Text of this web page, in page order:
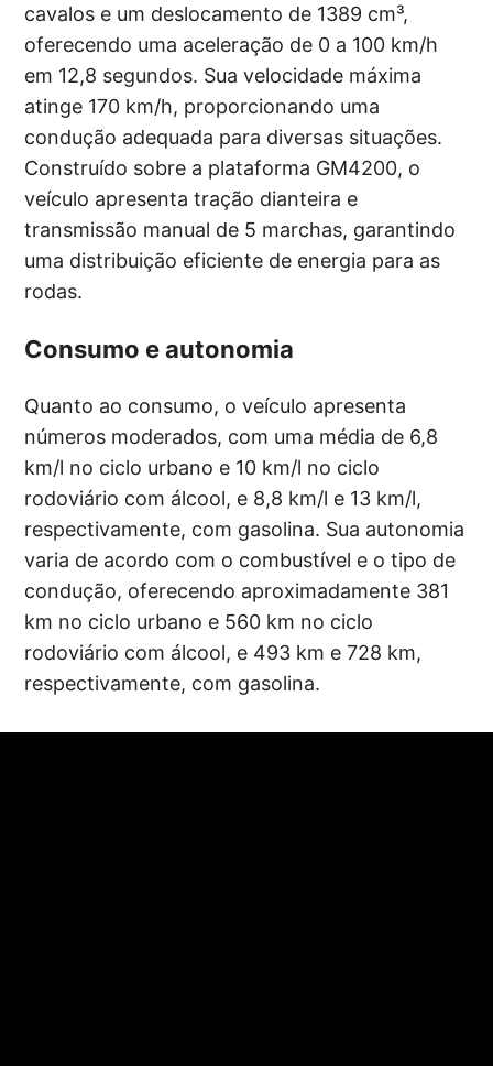
cavalos e um deslocamento de 1389 cm³,
oferecendo uma aceleração de 0 a 100 km/h
em 12,8 segundos. Sua velocidade máxima
atinge 170 km/h, proporcionando uma
condução adequada para diversas situações.
Construído sobre a plataforma GM4200, o
veículo apresenta tração dianteira e
transmissão manual de 5 marchas, garantindo
uma distribuição eficiente de energia para as
rodas.
Consumo e autonomia
Quanto ao consumo, o veículo apresenta
números moderados, com uma média de 6,8
km/l no ciclo urbano e 10 km/l no ciclo
rodoviário com álcool, e 8,8 km/l e 13 km/l,
respectivamente, com gasolina. Sua autonomia
varia de acordo com o combustível e o tipo de
condução, oferecendo aproximadamente 381
km no ciclo urbano e 560 km no ciclo
rodoviário com álcool, e 493 km e 728 km,
respectivamente, com gasolina.